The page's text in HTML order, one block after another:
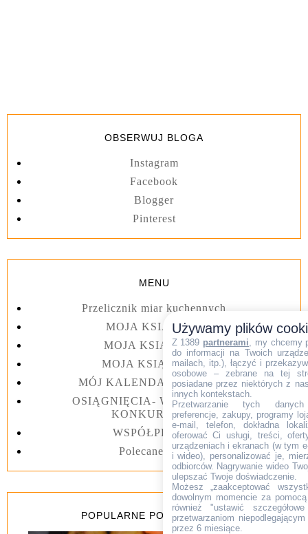
OBSERWUJ BLOGA
Instagram
Facebook
Blogger
Pinterest
MENU
Przelicznik miar kuchennych
MOJA KSIĄŻKA I
MOJA KSIĄŻKA II
MOJA KSIĄŻKA III
MÓJ KALENDARZ 2023 rok
OSIĄGNIĘCIA- WYGRANE W
KONKURSACH
WSPÓŁPRACA
Polecane linki
POPULARNE POSTY Z 7 DNI
Używamy plików
Z 1389 partnerami , my chcemy
do informacji na Twoich
mailach, itp.), łączyć i
osobowe – zebrane na tej
posiadane przez niektórych z
innych kontekstach.
Przetwarzanie tych danych
preferencje, zakupy, programy
e-mail, telefon, dokładna
oferować Ci usługi, treści,
urządzeniach i ekranach (w tym
i wideo), personalizować je,
odbiorców. Nagrywanie wideo
ulepszać Twoje doświadczenie.
Możesz „zaakceptować
dowolnym momencie za
również "ustawić
przetwarzaniom
przez 6 miesiące.